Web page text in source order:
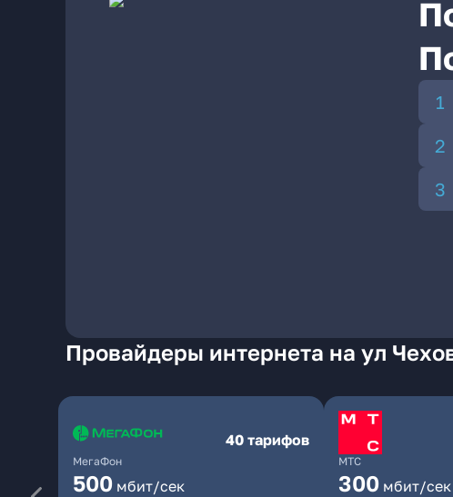
Провайдеры интернета на ул
МегаФон
40 тарифов
500 мбит/сек
МТС
300 мбит/сек